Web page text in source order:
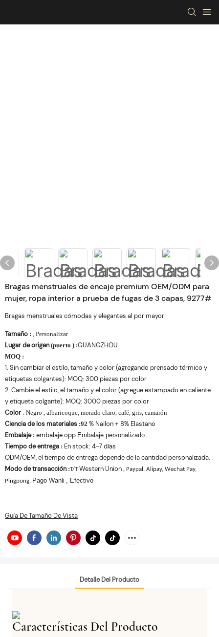
Bragas menstruales de encaje premium OEM/ODM para
mujer, ropa interior a prueba de fugas de 3 capas, 9277#
Bragas menstruales cómodas y elegantes al por mayor
Tamaño : , Personalizar
Lugar de origen (puerto ) :GUANGZHOU
MOQ :
1. Sin cambiar el estilo, tamaño y color (agregando prensado térmico y
etiquetas colgantes): MOQ: 300 piezas por color
2. Cambie el estilo, el tamaño y el color (agregue estampado en caliente
y etiqueta colgante): MOQ: 3000 piezas por color
Color : Negro , albaricoque, morado claro, café, gris, camarón
Ciencia de los materiales :92 % Nailon + 8% Elastano
Embalaje : embalaje opp Embalaje personalizado
Tiempo de entrega : En stock: 4-7 días
ODM/OEM, el tiempo de entrega depende de la cantidad personalizada.
Modo de transacción :T/TWestern Union , Paypal, Alipay, Wechat Pay,
Pingpong, Pago Wanli , Efectivo
Guía De Tamaño De Vista
Detalle Del Producto
Características Del Producto